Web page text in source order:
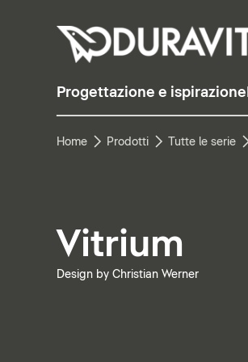
Progettazione e ispirazione
Home Prodotti Tutte le serie
Vitrium
Design by Christian Werner